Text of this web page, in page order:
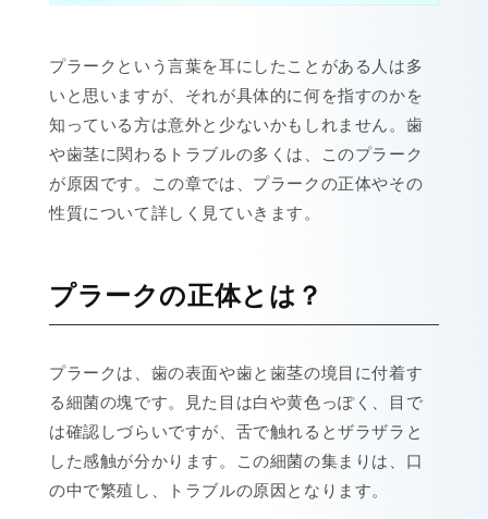
プラークという言葉を耳にしたことがある人は多
いと思いますが、それが具体的に何を指すのかを
知っている方は意外と少ないかもしれません。歯
や歯茎に関わるトラブルの多くは、このプラーク
が原因です。この章では、プラークの正体やその
性質について詳しく見ていきます。
プラークの正体とは？
プラークは、歯の表面や歯と歯茎の境目に付着す
る細菌の塊です。見た目は白や黄色っぽく、目で
は確認しづらいですが、舌で触れるとザラザラと
した感触が分かります。この細菌の集まりは、口
の中で繁殖し、トラブルの原因となります。